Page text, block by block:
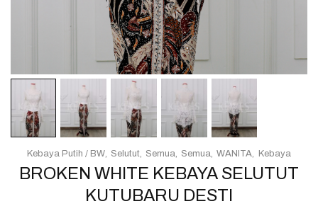
BROKEN WHITE KEBAYA SELUTUT
KUTUBARU DESTI
Kebaya Putih / BW Selutut Semua Semua WANITA Kebaya